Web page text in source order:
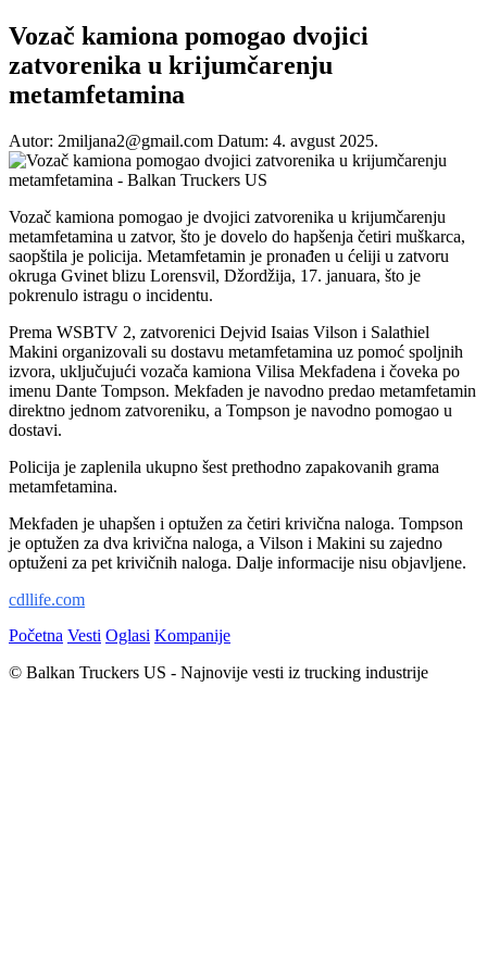
Vozač kamiona pomogao dvojici
zatvorenika u krijumčarenju
metamfetamina
Autor: 2miljana2@gmail.com Datum: 4. avgust 2025.
Vozač kamiona pomogao je dvojici zatvorenika u krijumčarenju
metamfetamina u zatvor, što je dovelo do hapšenja četiri muškarca,
saopštila je policija. Metamfetamin je pronađen u ćeliji u zatvoru
okruga Gvinet blizu Lorensvil, Džordžija, 17. januara, što je
pokrenulo istragu o incidentu.
Prema WSBTV 2, zatvorenici Dejvid Isaias Vilson i Salathiel
Makini organizovali su dostavu metamfetamina uz pomoć spoljnih
izvora, uključujući vozača kamiona Vilisa Mekfadena i čoveka po
imenu Dante Tompson. Mekfaden je navodno predao metamfetamin
direktno jednom zatvoreniku, a Tompson je navodno pomogao u
dostavi.
Policija je zaplenila ukupno šest prethodno zapakovanih grama
metamfetamina.
Mekfaden je uhapšen i optužen za četiri krivična naloga. Tompson
je optužen za dva krivična naloga, a Vilson i Makini su zajedno
optuženi za pet krivičnih naloga. Dalje informacije nisu objavljene.
cdllife.com
Početna Vesti Oglasi Kompanije
© Balkan Truckers US - Najnovije vesti iz trucking industrije